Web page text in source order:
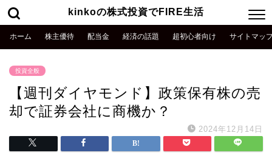
kinkoの株式投資でFIRE生活
ホーム 株主優待 配当金 経済の話題 超初心者向け サイトマッ
投資全般
【週刊ダイヤモンド】政策保有株の売
却で証券会社に商機か？
2024年12月14日